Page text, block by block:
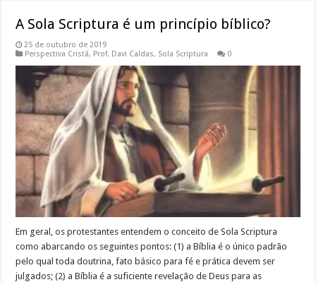
A Sola Scriptura é um princípio bíblico?
25 de outubro de 2019
Perspectiva Cristã, Prof. Davi Caldas, Sola Scriptura 0
Em geral, os protestantes entendem o conceito de Sola Scriptura
como abarcando os seguintes pontos: (1) a Bíblia é o único padrão
pelo qual toda doutrina, fato básico para fé e prática devem ser
julgados; (2) a Bíblia é a suficiente revelação de Deus para as